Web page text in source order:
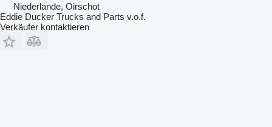
Niederlande, Oirschot
Eddie Ducker Trucks and Parts v.o.f.
Verkäufer kontaktieren